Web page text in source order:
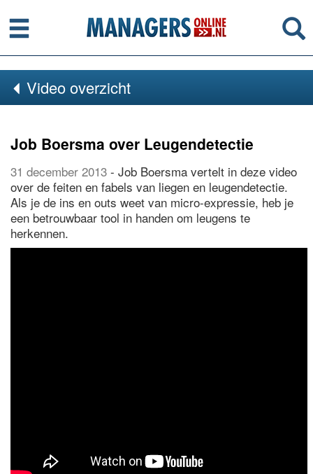
Menu
Video overzicht
Job Boersma over Leugendetectie
31 december 2013 - Job Boersma vertelt in deze video
over de feiten en fabels van liegen en leugendetectie.
Als je de ins en outs weet van micro-expressie, heb je
een betrouwbaar tool in handen om leugens te
herkennen.